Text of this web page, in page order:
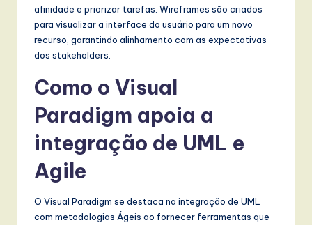
afinidade e priorizar tarefas. Wireframes são criados
para visualizar a interface do usuário para um novo
recurso, garantindo alinhamento com as expectativas
dos stakeholders.
Como o Visual
Paradigm apoia a
integração de UML e
Agile
O Visual Paradigm se destaca na integração de UML
com metodologias Ágeis ao fornecer ferramentas que